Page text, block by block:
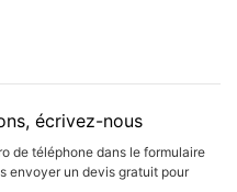
écrivez-nous
de téléphone dans le formulaire
envoyer un devis gratuit pour